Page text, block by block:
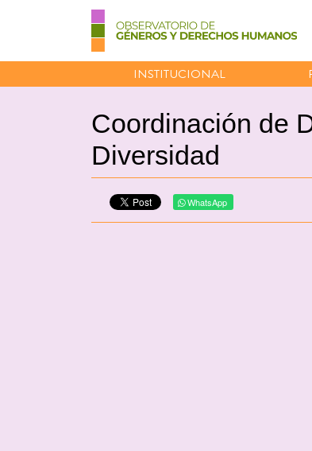
INSTITUCIONAL
Coordinación de
Diversidad
WhatsApp